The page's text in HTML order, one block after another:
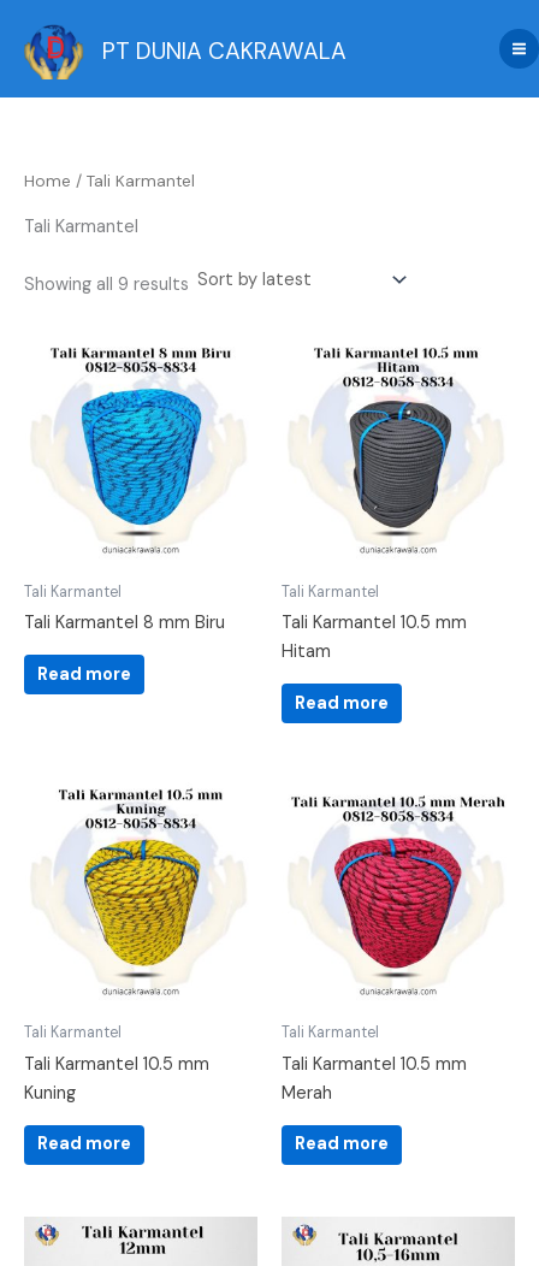
content
PT DUNIA CAKRAWALA
Home / Tali Karmantel
Tali Karmantel
Showing all 9 results
latest
Tali Karmantel
Tali Karmantel 8 mm Biru
Read more
Tali Karmantel
Tali Karmantel 10.5 mm
Hitam
Read more
Tali Karmantel
Tali Karmantel 10.5 mm
Kuning
Read more
Tali Karmantel
Tali Karmantel 10.5 mm
Merah
Read more